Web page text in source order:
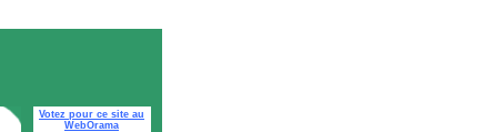
Votez pour ce site au
WebOrama